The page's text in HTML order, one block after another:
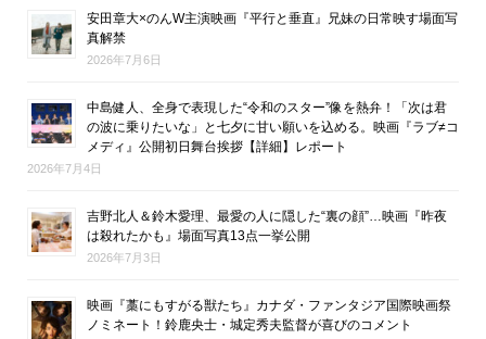
安田章大×のんW主演映画『平行と垂直』兄妹の日常映す場面写
真解禁
2026年7月6日
中島健人、全身で表現した“令和のスター”像を熱弁！「次は君
の波に乗りたいな」と七夕に甘い願いを込める。映画『ラブ≠コ
メディ』公開初日舞台挨拶【詳細】レポート
2026年7月4日
吉野北人＆鈴木愛理、最愛の人に隠した“裏の顔”…映画『昨夜
は殺れたかも』場面写真13点一挙公開
2026年7月3日
映画『藁にもすがる獣たち』カナダ・ファンタジア国際映画祭
ノミネート！鈴鹿央士・城定秀夫監督が喜びのコメント